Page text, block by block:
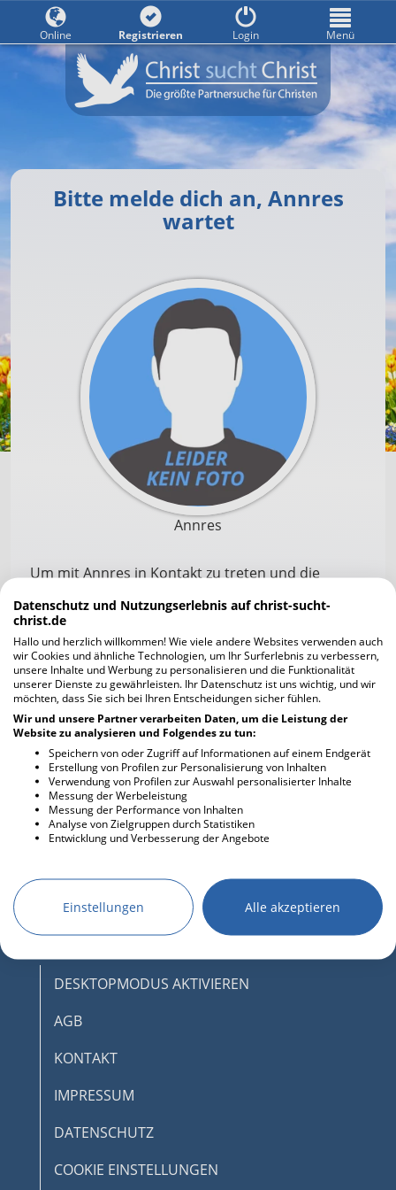
Bitte melde dich an, Annres
wartet
Annres
Um mit Annres in Kontakt zu treten und die
registrieren. Die Anmeldung geht schnell und ist
unverbindlich und kostenlos.
Jetzt kostenlos registrieren
Ich habe bereits einen Account
Online Registrieren Login Menü
DESKTOPMODUS AKTIVIEREN
AGB
KONTAKT
IMPRESSUM
DATENSCHUTZ
COOKIE EINSTELLUNGEN
Datenschutz und Nutzungserlebnis auf christ-sucht-
christ.de
Hallo und herzlich willkommen! Wie viele andere Websites verwenden auch
wir Cookies und ähnliche Technologien, um Ihr Surferlebnis zu verbessern,
unsere Inhalte und Werbung zu personalisieren und die Funktionalität
unserer Dienste zu gewährleisten. Ihr Datenschutz ist uns wichtig, und wir
möchten, dass Sie sich bei Ihren Entscheidungen sicher fühlen.
Wir und unsere Partner verarbeiten Daten, um die Leistung der
Website zu analysieren und Folgendes zu tun:
Speichern von oder Zugriff auf Informationen auf einem Endgerät
Erstellung von Profilen zur Personalisierung von Inhalten
Verwendung von Profilen zur Auswahl personalisierter Inhalte
Messung der Werbeleistung
Messung der Performance von Inhalten
Analyse von Zielgruppen durch Statistiken
Entwicklung und Verbesserung der Angebote
Einstellungen Alle akzeptieren